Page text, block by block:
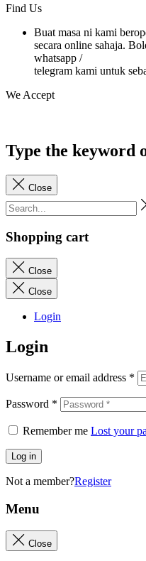
Find Us
Buat masa ni kami
secara online sahaja.
whatsapp /
telegram kami untuk
We Accept
Type the keyword
Close
Shopping cart
Close
Close
Login
Login
Username or email address *
Password *
Remember me Lost your
Log in
Not a member?Register
Menu
Close